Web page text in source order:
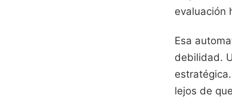
evaluación
Esa
debilidad.
lejos de